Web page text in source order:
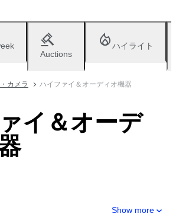
Auctions
ハイライト
カメラ ハイファイ＆オーディオ機器
イ＆オーデ
Show more